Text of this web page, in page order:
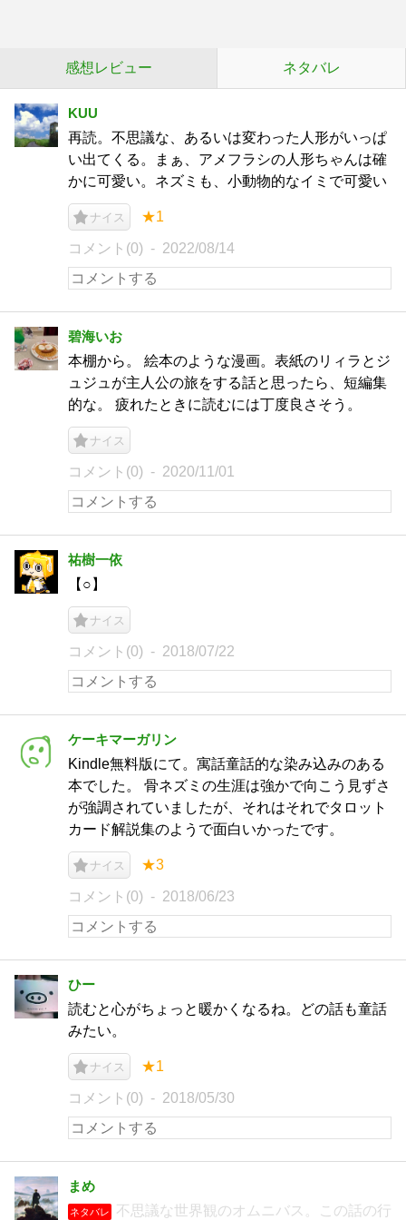
感想レビュー ネタバレ
KUU
再読。不思議な、あるいは変わった人形がいっぱ
い出てくる。まぁ、アメフラシの人形ちゃんは確
かに可愛い。ネズミも、小動物的なイミで可愛い
ナイス ★1
コメント(0) 2022/08/14
碧海いお
本棚から。 絵本のような漫画。表紙のリィラとジ
ュジュが主人公の旅をする話と思ったら、短編集
的な。 疲れたときに読むには丁度良さそう。
ナイス
コメント(0) 2020/11/01
祐樹一依
【○】
ナイス
コメント(0) 2018/07/22
ケーキマーガリン
Kindle無料版にて。寓話童話的な染み込みのある
本でした。 骨ネズミの生涯は強かで向こう見ずさ
が強調されていましたが、それはそれでタロット
カード解説集のようで面白いかったです。
ナイス ★3
コメント(0) 2018/06/23
ひー
読むと心がちょっと暖かくなるね。どの話も童話
みたい。
ナイス ★1
コメント(0) 2018/05/30
まめ
ネタバレ 不思議な世界観のオムニバス。この話の行